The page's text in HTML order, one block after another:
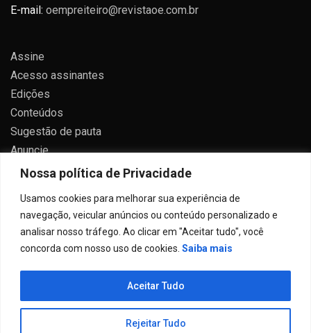
Nossa política de Privacidade
Usamos cookies para melhorar sua experiência de
navegação, veicular anúncios ou conteúdo personalizado e
analisar nosso tráfego. Ao clicar em "Aceitar tudo", você
concorda com nosso uso de cookies. Saiba mais
Rejeitar Tudo
Aceitar Tudo
E-mail: oempreiteiro@revistaoe.com.br
Assine
Acesso assinantes
Edições
Conteúdos
Sugestão de pauta
Anuncie
Contato
Todos direitos reservados 2024.
Proudly powered by WordPress|Theme: Allure News
Candid Themes